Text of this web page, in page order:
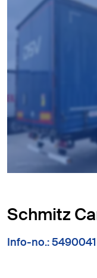
Schmitz
Info-no.: 5490041